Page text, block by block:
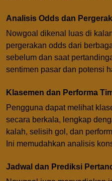
Analisis Odds dan
Nowgoal dikenal luas di
pergerakan odds dari
sebelum dan saat
sentimen pasar dan potensi
Klasemen dan Performa
Pengguna dapat melihat
secara berkala, lengkap
kalah, selisih gol, dan
Ini memudahkan analisis
Jadwal dan Prediksi